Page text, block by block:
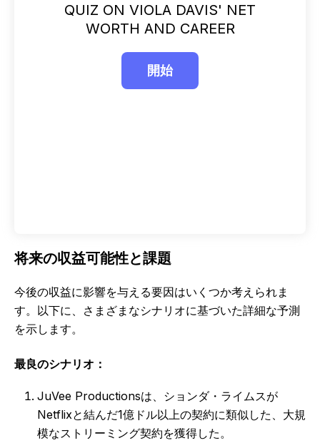
QUIZ ON VIOLA DAVIS' NET
WORTH AND CAREER
将来の収益可能性と課題
今後の収益に影響を与える要因はいくつか考えられま
す。以下に、さまざまなシナリオに基づいた詳細な予測
を示します。
最良のシナリオ：
JuVee Productionsは、ションダ・ライムスが
Netflixと結んだ1億ドル以上の契約に類似した、大規
模なストリーミング契約を獲得した。